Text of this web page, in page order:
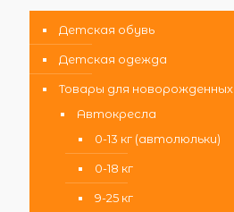
Детская обувь
Детская одежда
Товары для новорожденных
Автокресла
0-13 кг (автолюльки)
0-18 кг
9-25 кг